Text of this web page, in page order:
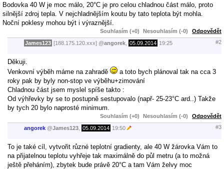
Bodovka 40 W je moc málo, 20°C je pro celou chladnou část málo, proto
silnější zdroj tepla. V nejchladnějším koutu by tato teplota být mohla.
Noční poklesy mohou být i výraznější.
Souhlasím (+0) Nesouhlasím (-0) Odpovědět
James123 [188.175.120.xxx] @angorek 05.09.2014 19:25 #2
Děkuji.
Venkovní výběh máme na zahradě
a toto bych plánoval tak na cca 3
roky pak by byly non-stop ve výběhu+zimování
Chladnou část jsem myslel spíše takto :
Od výhřevky by se to postupně sestupovalo (např- 25-23°C ard..) Takže
by tych 20 bylo naprosté minimum.
Souhlasím (+0) Nesouhlasím (-0) Odpovědět
angorek @James123 05.09.2014 19:50 #3
To je také cíl, vytvořit různé teplotní gradienty, ale 40 W žárovka Vám to
na přijatelnou teplotu vyhřeje tak maximálně do půl metru (a to možná
ještě přeháním), zbytek bude právě 20°C a tam Vám želvy moc